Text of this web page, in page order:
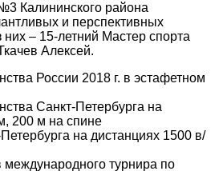
Калининского района
и перспективных
– 15-летний Мастер спорта
Алексей.
России 2018 г. в эстафетном
Санкт-Петербурга на
200 м на спине
на дистанциях 1500 в/
турнира по